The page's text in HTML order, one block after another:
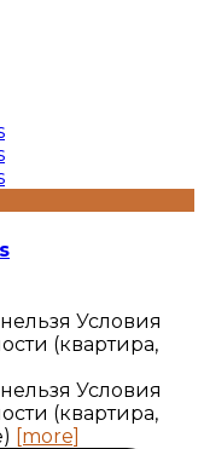
Условия
(квартира,
Условия
(квартира,
[more]